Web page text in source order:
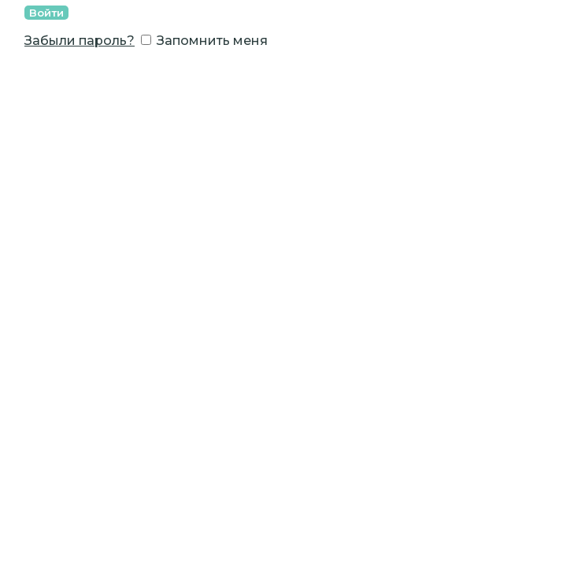
Войти
Забыли пароль? Запомнить меня